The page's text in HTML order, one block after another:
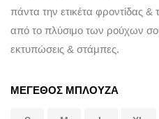
πάντα την ετικέτα φροντίδας &
από το πλύσιμο των ρούχων
εκτυπώσεις & στάμπες.
ΜΕΓΕΘΟΣ ΜΠΛΟΥΖΑ